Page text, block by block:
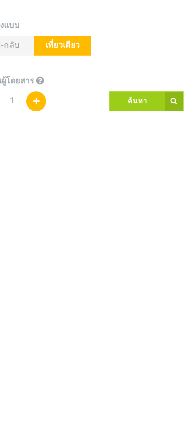
งแบบ
-กลับ เที่ยวเดียว
นผู้โดยสาร
ค้นหา